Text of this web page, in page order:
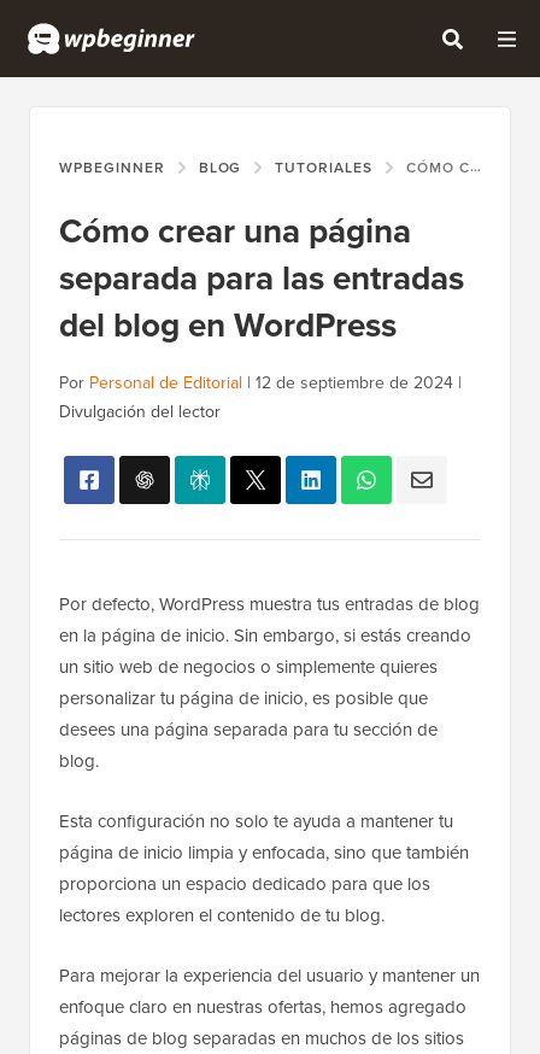
WPBEGINNER BLOG TUTORIALES CÓMO CREAR UNA PÁGINA SEPARADA PARA LAS ENTRADAS DEL BLOG EN WORDPRESS
Cómo crear una página
separada para las entradas
del blog en WordPress
Por Personal de Editorial | 12 de septiembre de 2024 |
Divulgación del lector
Por defecto, WordPress muestra tus entradas de blog
en la página de inicio. Sin embargo, si estás creando
un sitio web de negocios o simplemente quieres
personalizar tu página de inicio, es posible que
desees una página separada para tu sección de
blog.
Esta configuración no solo te ayuda a mantener tu
página de inicio limpia y enfocada, sino que también
proporciona un espacio dedicado para que los
lectores exploren el contenido de tu blog.
Para mejorar la experiencia del usuario y mantener un
enfoque claro en nuestras ofertas, hemos agregado
páginas de blog separadas en muchos de los sitios